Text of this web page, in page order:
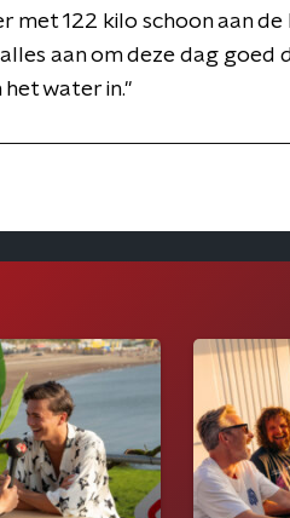
met 122 kilo schoon aan
aan om deze dag goed
water in."